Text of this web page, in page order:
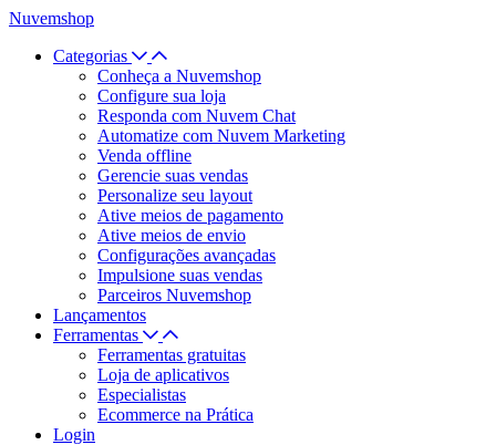
Nuvemshop
Categorias
Conheça a Nuvemshop
Configure sua loja
Responda com Nuvem Chat
Automatize com Nuvem Marketing
Venda offline
Gerencie suas vendas
Personalize seu layout
Ative meios de pagamento
Ative meios de envio
Configurações avançadas
Impulsione suas vendas
Parceiros Nuvemshop
Lançamentos
Ferramentas
Ferramentas gratuitas
Loja de aplicativos
Especialistas
Ecommerce na Prática
Login